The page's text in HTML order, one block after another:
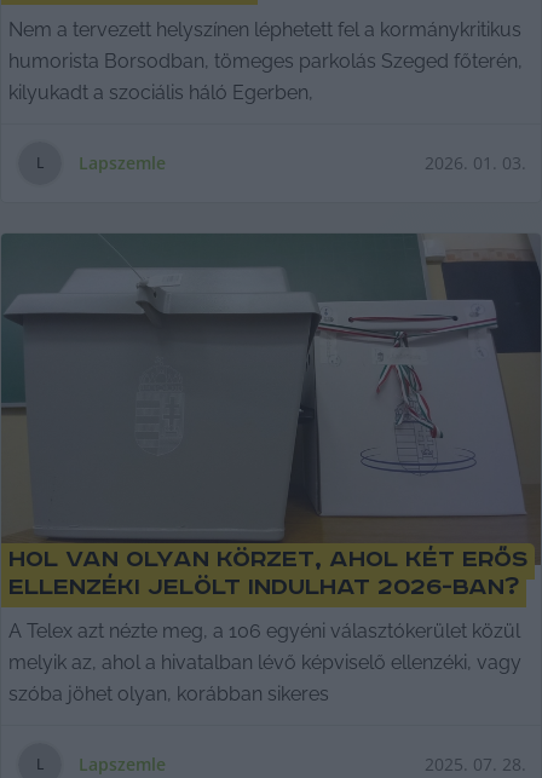
Nem a tervezett helyszínen léphetett fel a kormánykritikus
humorista Borsodban, tömeges parkolás Szeged főterén,
kilyukadt a szociális háló Egerben,
L Lapszemle 2026. 01. 03.
Hol van olyan körzet, ahol két erős
ellenzéki jelölt indulhat 2026-ban?
A Telex azt nézte meg, a 106 egyéni választókerület közül
melyik az, ahol a hivatalban lévő képviselő ellenzéki, vagy
szóba jöhet olyan, korábban sikeres
L Lapszemle 2025. 07. 28.